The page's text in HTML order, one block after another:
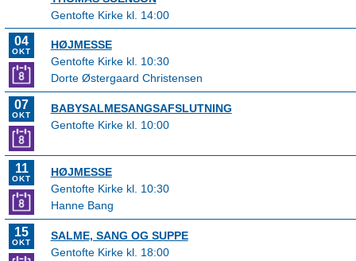
Gentofte Kirke kl. 14:00
04
OKT
HØJMESSE
Gentofte Kirke kl. 10:30
Dorte Østergaard Christensen
07
OKT
BABYSALMESANGSAFSLUTNING
Gentofte Kirke kl. 10:00
11
OKT
HØJMESSE
Gentofte Kirke kl. 10:30
Hanne Bang
15
OKT
SALME, SANG OG SUPPE
Gentofte Kirke kl. 18:00